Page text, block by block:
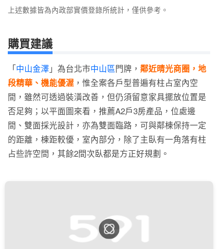
上述數據皆為內政部實價登錄所統計，僅供參考。
購買建議
「中山金澤 」為台北市中山區門牌， 鄰近晴光商圈，地
段精華、機能優渥，惟全案各戶型普遍有柱占室內空
間，雖然可透過裝潢改善，但仍須留意家具擺放位置是
否足夠；以平面圖來看，推薦A2戶3房產品，位處邊
間、雙面採光設計，亦為雙面臨路，可與鄰棟保持一定
的距離，棟距較優，室內部分，除了主臥有一角落有柱
占些許空間，其餘2間次臥都是方正好規劃。